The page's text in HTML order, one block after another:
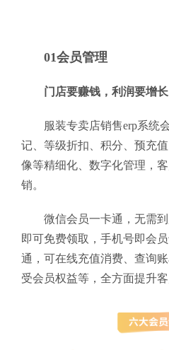
01会员管理
门店要赚钱，利润要增
服装专卖店销售erp系统
记、等级折扣、积分、预充
像等精细化、数字化管理，
销。
微信会员一卡通，无需
即可免费领取，手机号即会
通，可在线充值消费、查询
受会员权益等，全方面提升客